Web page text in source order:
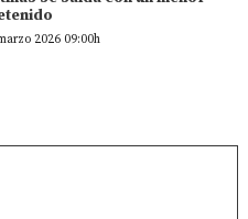
2026 09:00h